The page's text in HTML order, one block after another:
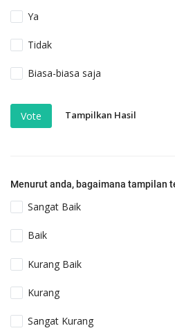
Ya
Tidak
Biasa-biasa saja
Vote Tampilkan Hasil
Menurut anda, bagaimana tampilan
Sangat Baik
Baik
Kurang Baik
Kurang
Sangat Kurang